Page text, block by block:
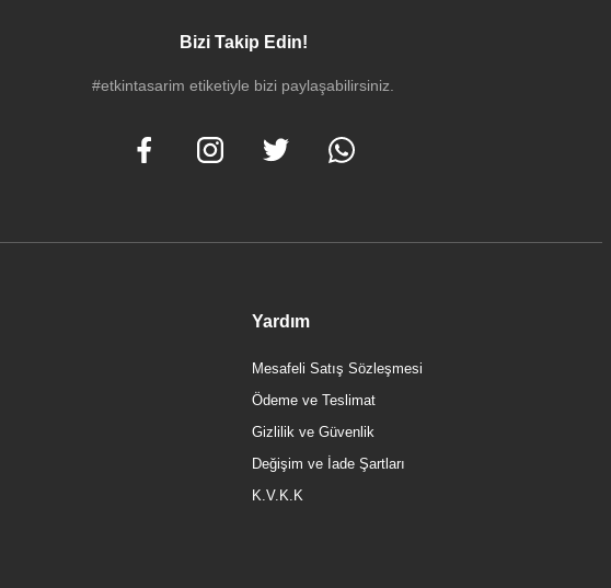
Bizi Takip Edin!
#etkintasarim etiketiyle bizi paylaşabilirsiniz.
Yardım
Mesafeli Satış Sözleşmesi
Ödeme ve Teslimat
Gizlilik ve Güvenlik
Değişim ve İade Şartları
K.V.K.K